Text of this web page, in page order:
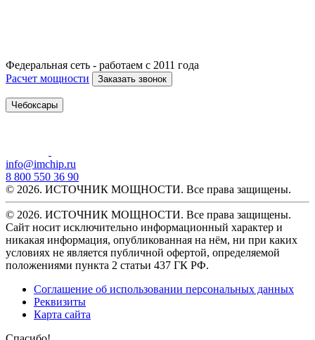
Федеральная сеть - работаем с 2011 года
Расчет мощности
Заказать звонок
Чебоксары
info@imchip.ru
8 800 550 36 90
© 2026. ИСТОЧНИК МОЩНОСТИ. Все права защищены.
© 2026. ИСТОЧНИК МОЩНОСТИ. Все права защищены.
Сайт носит исключительно информационный характер и
никакая информация, опубликованная на нём, ни при каких
условиях не является публичной офертой, определяемой
положениями пункта 2 статьи 437 ГК РФ.
Соглашение об использовании персональных данных
Реквизиты
Карта сайта